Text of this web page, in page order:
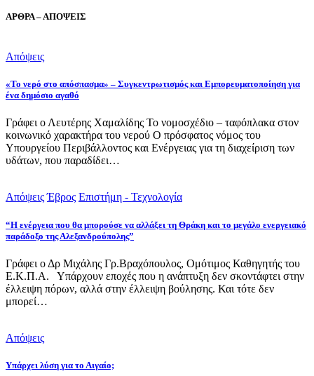
ΑΡΘΡΑ – ΑΠΟΨΕΙΣ
Απόψεις
«Το νερό στο απόσπασμα» – Συγκεντρωτισμός και Εμπορευματοποίηση για
ένα δημόσιο αγαθό
Γράφει ο Λευτέρης Χαμαλίδης Το νομοσχέδιο – ταφόπλακα στον
κοινωνικό χαρακτήρα του νερού Ο πρόσφατος νόμος του
Υπουργείου Περιβάλλοντος και Ενέργειας για τη διαχείριση των
υδάτων, που παραδίδει…
Απόψεις Έβρος Επιστήμη - Τεχνολογία
“Η ενέργεια που θα μπορούσε να αλλάξει τη Θράκη και το μεγάλο ενεργειακό
παράδοξο της Αλεξανδρούπολης”
Γράφει ο Δρ Μιχάλης Γρ.Βραχόπουλος, Ομότιμος Καθηγητής του
Ε.Κ.Π.Α. Υπάρχουν εποχές που η ανάπτυξη δεν σκοντάφτει στην
έλλειψη πόρων, αλλά στην έλλειψη βούλησης. Και τότε δεν
μπορεί…
Απόψεις
Υπάρχει λύση για το Αιγαίο;